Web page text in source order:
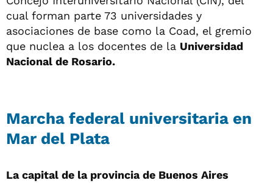
cual forman parte 73 universidades y
asociaciones de base como la Coad, el gremio
que nuclea a los docentes de la Universidad
Nacional de Rosario.
Marcha federal universitaria en
Mar del Plata
La capital de la provincia de Buenos Aires